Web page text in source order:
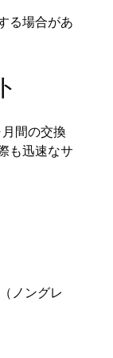
る場合があ
間の交換
も迅速なサ
ノングレ